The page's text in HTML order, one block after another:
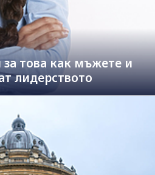
това как мъжете и
лидерството